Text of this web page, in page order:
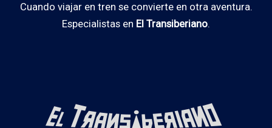
Cuando viajar en tren se convierte en otra aventura.
Especialistas en El Transiberiano.